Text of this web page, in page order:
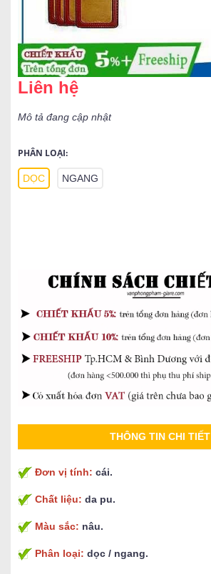
Liên hệ
Mô tả đang cập nhật
PHÂN LOẠI:
DỌC NGANG
THÔNG TIN CHI TIẾT
Đơn vị tính: cái.
Chất liệu: da pu.
Màu sắc: nâu.
Phân loại: dọc / ngang.